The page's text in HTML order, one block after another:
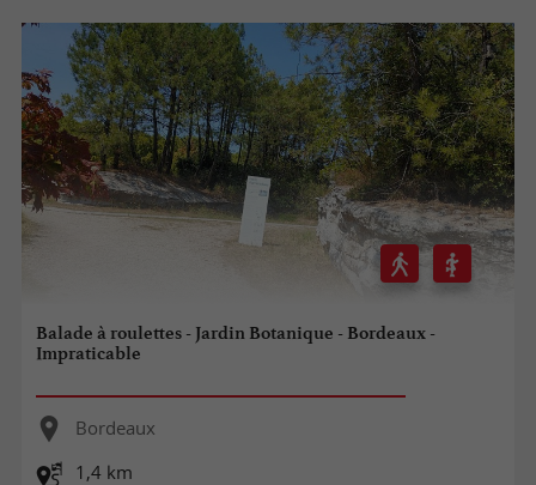
Balade à roulettes - Jardin Botanique - Bordeaux -
Impraticable
Bordeaux
1,4 km